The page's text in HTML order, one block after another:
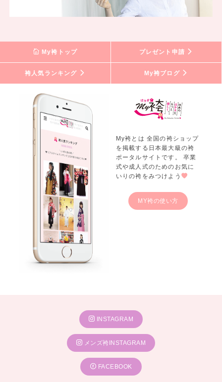
My袴トップ プレゼント申請
袴人気ランキング My袴ブログ
My袴とは 全国の袴ショップ
を掲載する日本最大級の袴
ポータルサイトです。 卒業
式や成人式のためのお気に
いりの袴をみつけよう
MY袴の使い方
INSTAGRAM
メンズ袴INSTAGRAM
FACEBOOK